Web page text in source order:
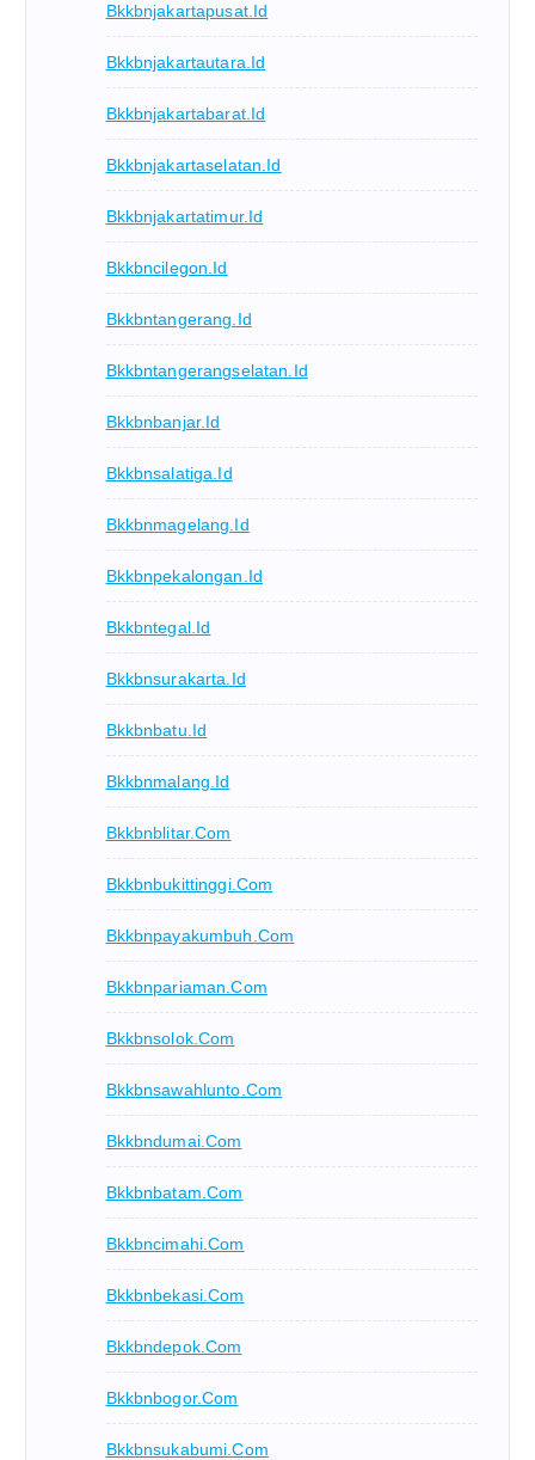
Bkkbnjakartapusat.id
Bkkbnjakartautara.id
Bkkbnjakartabarat.id
Bkkbnjakartaselatan.id
Bkkbnjakartatimur.id
Bkkbncilegon.id
Bkkbntangerang.id
Bkkbntangerangselatan.id
Bkkbnbanjar.id
Bkkbnsalatiga.id
Bkkbnmagelang.id
Bkkbnpekalongan.id
Bkkbntegal.id
Bkkbnsurakarta.id
Bkkbnbatu.id
Bkkbnmalang.id
Bkkbnblitar.com
Bkkbnbukittinggi.com
Bkkbnpayakumbuh.com
Bkkbnpariaman.com
Bkkbnsolok.com
Bkkbnsawahlunto.com
Bkkbndumai.com
Bkkbnbatam.com
Bkkbncimahi.com
Bkkbnbekasi.com
Bkkbndepok.com
Bkkbnbogor.com
Bkkbnsukabumi.com